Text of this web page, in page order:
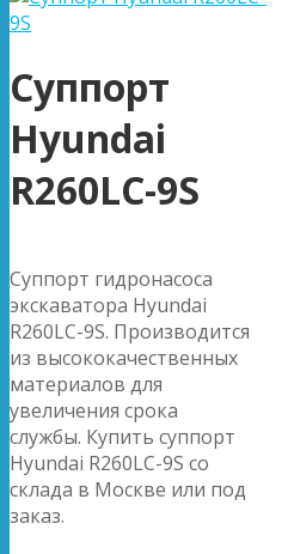
Суппорт
Hyundai
R260LC-9S
Суппорт гидронасоса
экскаватора Hyundai
R260LC-9S. Производится
из высококачественных
материалов для
увеличения срока
службы. Купить суппорт
Hyundai R260LC-9S со
склада в Москве или под
заказ.